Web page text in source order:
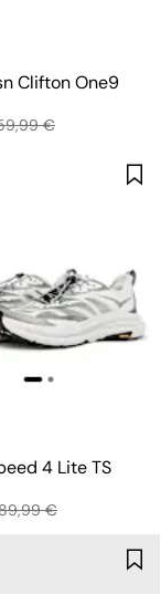
Clifton One9
€
4 Lite TS
€